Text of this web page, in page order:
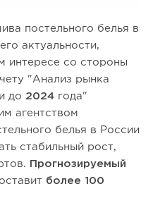
постельного белья в
актуальности,
интересе со стороны
"Анализ рынка
до 2024 года"
агентством
белья в России
стабильный рост,
Прогнозируемый
более 100